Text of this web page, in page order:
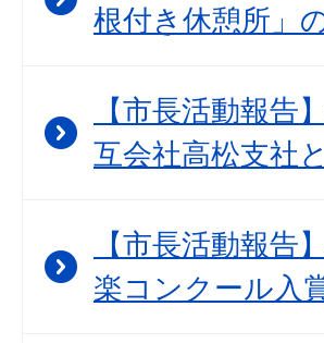
根付き休憩所」
【市長活動報
互会社高松支社
【市長活動報
楽コンクール入